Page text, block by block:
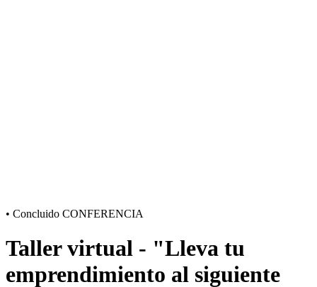
• Concluido CONFERENCIA
Taller virtual - "Lleva tu
emprendimiento al siguiente